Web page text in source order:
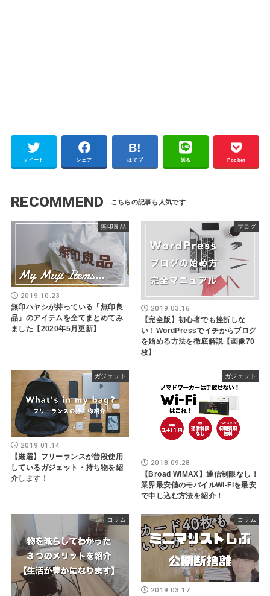
ツイート シェア はてブ 送る Pocket
RECOMMEND
無印良品
2019.10.23
無印ハヤシが持っている「無印良
品」のアイテムを全てまとめてみ
ました【2020年5月更新】
ブログ
2019.03.16
【完全版】初心者でも挫折しな
い！WordPressでイチからブログ
を始める方法を徹底解説【画像70
枚】
ガジェット
2019.01.14
【厳選】フリーランスが普段使用
しているガジェット・持ち物を紹
介します！
ガジェット
2018.09.28
【Broad WiMAX】通信制限なし！
業界最安値のモバイルWi-Fiを最安
で申し込む方法を紹介！
コラム コラム
2019.03.17